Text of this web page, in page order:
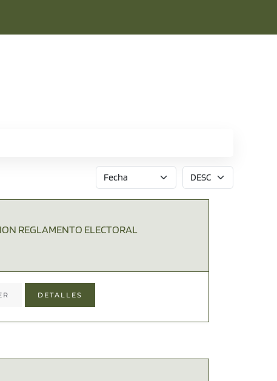
REGLAMENTO ELECTORAL
DETALLES